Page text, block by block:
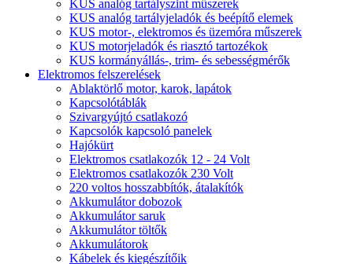
KUS analóg tartályszint műszerek
KUS analóg tartályjeladók és beépítő elemek
KUS motor-, elektromos és üzemóra műszerek
KUS motorjeladók és riasztó tartozékok
KUS kormányállás-, trim- és sebességmérők
Elektromos felszerelések
Ablaktörlő motor, karok, lapátok
Kapcsolótáblák
Szivargyújtó csatlakozó
Kapcsolók kapcsoló panelek
Hajókürt
Elektromos csatlakozók 12 - 24 Volt
Elektromos csatlakozók 230 Volt
220 voltos hosszabbítók, átalakítók
Akkumulátor dobozok
Akkumulátor saruk
Akkumulátor töltők
Akkumulátorok
Kábelek és kiegészítőik